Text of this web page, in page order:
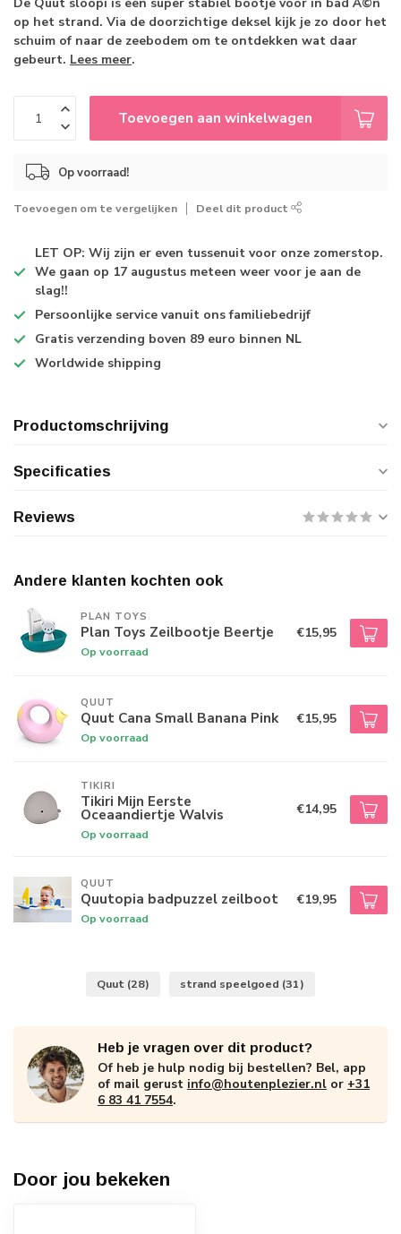
op het strand. Via de doorzichtige deksel kijk je zo door het
schuim of naar de zeebodem om te ontdekken wat daar
gebeurt. Lees meer.
Toevoegen aan winkelwagen
Op voorraad!
Toevoegen om te vergelijken Deel dit product
LET OP: Wij zijn er even tussenuit voor onze zomerstop.
We gaan op 17 augustus meteen weer voor je aan de
slag!!
Persoonlijke service vanuit ons familiebedrijf
Gratis verzending boven 89 euro binnen NL
Worldwide shipping
Productomschrijving
Specificaties
Reviews
Andere klanten kochten ook
PLAN TOYS
Plan Toys Zeilbootje Beertje
Op voorraad
€15,95
QUUT
Quut Cana Small Banana Pink
Op voorraad
€15,95
TIKIRI
Tikiri Mijn Eerste
Oceaandiertje Walvis
Op voorraad
€14,95
QUUT
Quutopia badpuzzel zeilboot
Op voorraad
€19,95
Quut (28) strand speelgoed (31)
Heb je vragen over dit product?
Of heb je hulp nodig bij bestellen? Bel, app
of mail gerust info@houtenplezier.nl or +31
6 83 41 7554.
Door jou bekeken